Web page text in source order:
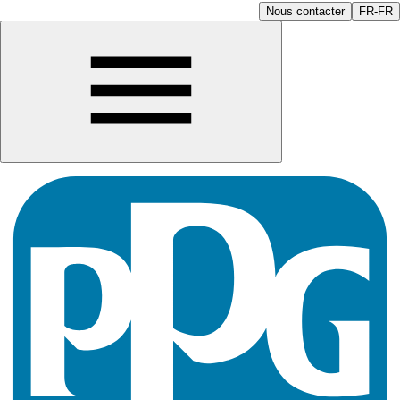
Nous contacter FR-FR